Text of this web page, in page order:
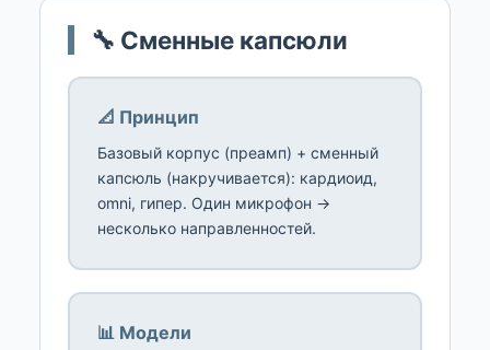
🔧 Сменные капсюли
📐 Принцип
Базовый корпус (преамп) + сменный
капсюль (накручивается): кардиоид,
omni, гипер. Один микрофон →
несколько направленностей.
📊 Модели